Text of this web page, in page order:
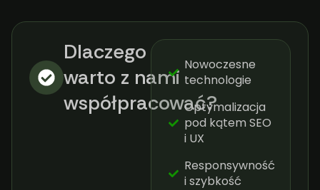
Dlaczego
warto z nami
współpracować?​
Nowoczesne
technologie
Optymalizacja
pod kątem SEO
i UX
Responsywność
i szybkość